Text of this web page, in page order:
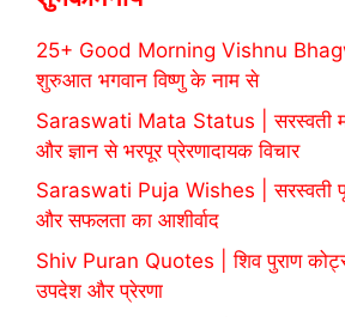
25+ Good Morning Vishnu
शुरुआत भगवान विष्णु के नाम से
Saraswati Mata Status | सरस्वती
और ज्ञान से भरपूर प्रेरणादायक विचार
Saraswati Puja Wishes | सरस्वती
और सफलता का आशीर्वाद
Shiv Puran Quotes | शिव पुराण
उपदेश और प्रेरणा